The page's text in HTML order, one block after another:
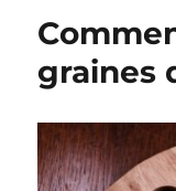
graines